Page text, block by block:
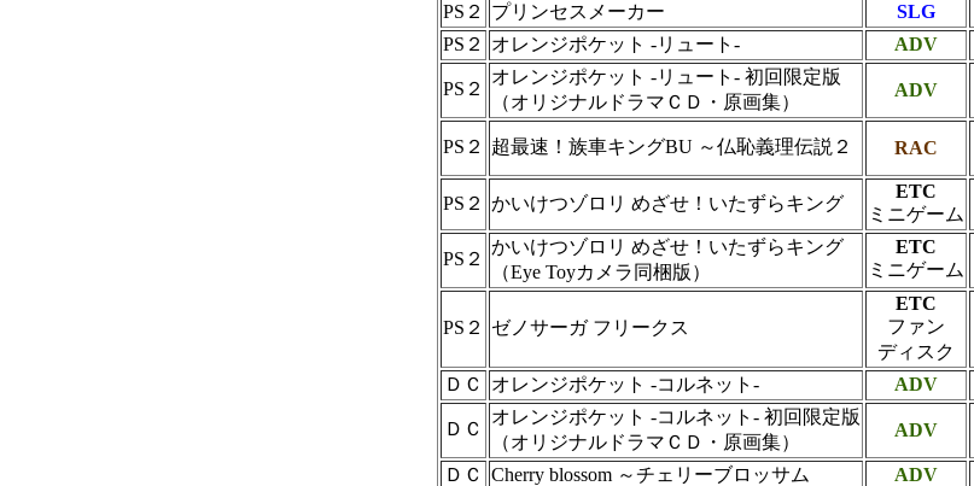
PS２ プリンセスメーカー SLG
PS２
オレンジポケット -リュート- ADV
PS２
オレンジポケット -リュート- 初回限定版
（オリジナルドラマＣＤ・原画集）
ADV
PS２ 超最速！族車キングBU ～仏恥義理伝説２ RAC
PS２ かいけつゾロリ めざせ！いたずらキング
ETC
ミニゲーム
PS２
かいけつゾロリ めざせ！いたずらキング
（Eye Toyカメラ同梱版）
ETC
ミニゲーム
PS２ ゼノサーガ フリークス
ETC
ファン
ディスク
ＤＣ オレンジポケット -コルネット- ADV
ＤＣ
オレンジポケット -コルネット- 初回限定版
（オリジナルドラマＣＤ・原画集）
ADV
ＤＣ Cherry blossom ～チェリーブロッサム ADV